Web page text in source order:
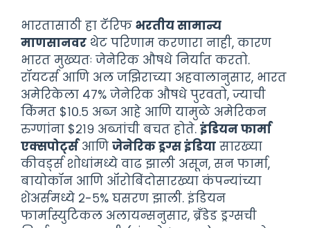
भारतासाठी हा टॅरिफ भरतीय सामान्य
माणसानवर थेट परिणाम करणारा नाही, कारण
भारत मुख्यतः जेनेरिक औषधे निर्यात करतो.
रॉयटर्स आणि अल जझिराच्या अहवालानुसार, भारत
अमेरिकेला ४७% जेनेरिक औषधे पुरवतो, ज्याची
किंमत $१०.५ अब्ज आहे आणि यामुळे अमेरिकन
रुग्णांना $२१९ अब्जांची बचत होते. इंडियन फार्मा
एक्सपोर्ट्सआणि जेनेरिक ड्रग्स इंडिया सारख्या
कीवर्ड्स शोधांमध्ये वाढ झाली असून, सन फार्मा,
बायोकॉन आणि ऑरोबिंदोसारख्या कंपन्यांच्या
शेअर्समध्ये २-५% घसरण झाली. इंडियन
फार्मास्युटिकल अलायन्सनुसार, ब्रँडेड ड्रग्सची